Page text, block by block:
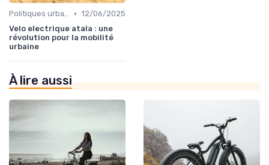
Politiques urbaines et mobilité durable • 12/06/2025
Velo electrique atala : une
révolution pour la mobilité
urbaine
À lire aussi